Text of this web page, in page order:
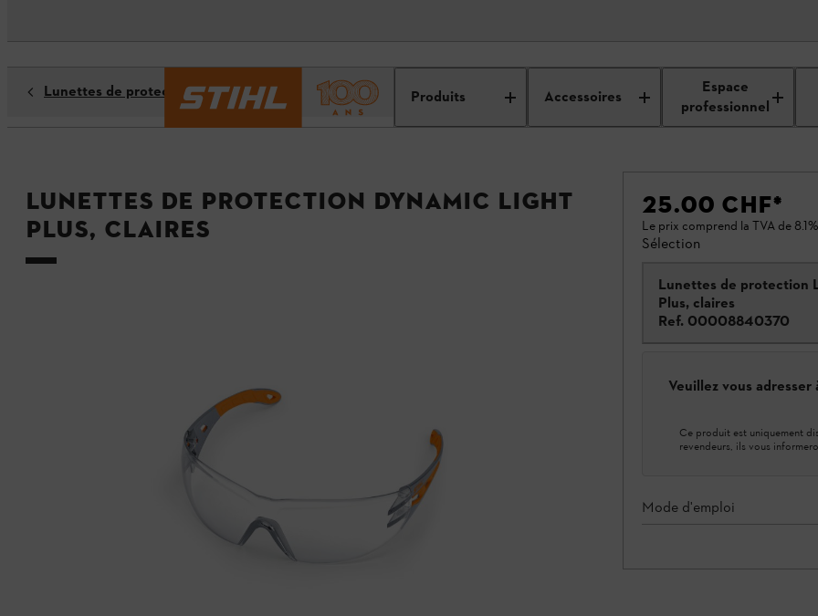
Produits Accessoires
Espace
professionnel
Lunettes de protection
Lunettes de protection DYNAMIC LIGHT
PLUS, claires
25.00 CHF*
Le prix comprend la TVA de
Sélection
Lunettes de protection
Plus, claires
Ref. 00008840370
Veuillez vous
Ce produit est uniquement
revendeurs, ils vous
Mode d'emploi